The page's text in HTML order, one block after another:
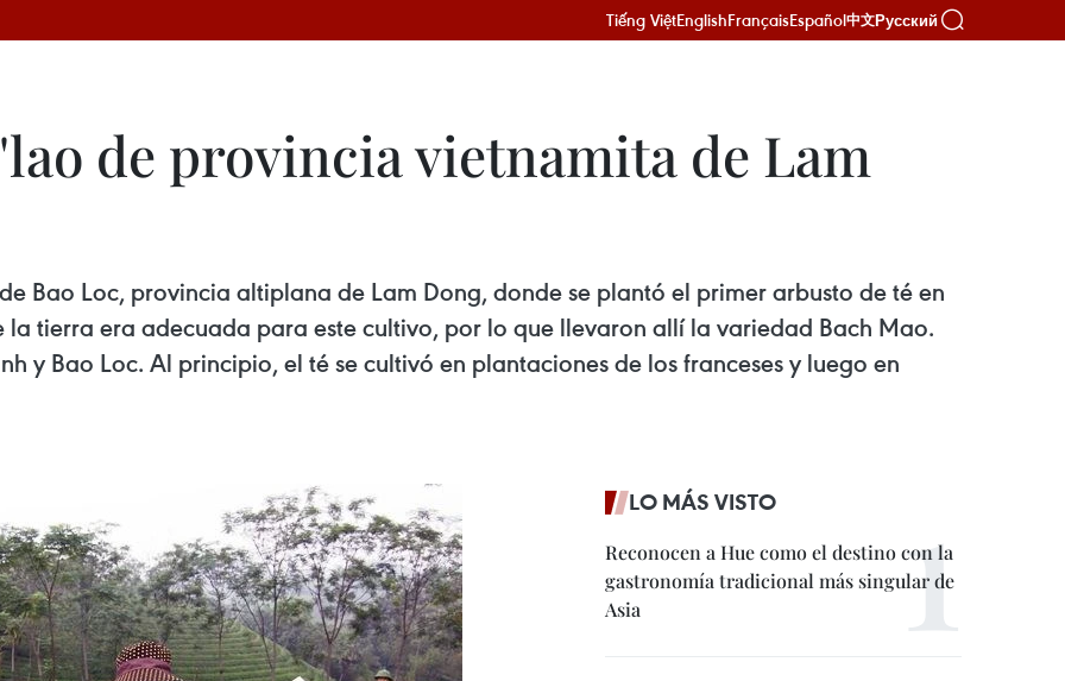
Tiếng ViệtEnglishFrançaisEspañol中文Русский
de provincia vietnamita de Lam
Bao Loc, provincia altiplana de Lam Dong, donde se plantó el primer arbusto de té en
la tierra era adecuada para este cultivo, por lo que llevaron allí la variedad Bach Mao.
y Bao Loc. Al principio, el té se cultivó en plantaciones de los franceses y luego en
LO MÁS VISTO
Reconocen a Hue como el destino con la
gastronomía tradicional más singular de
Asia